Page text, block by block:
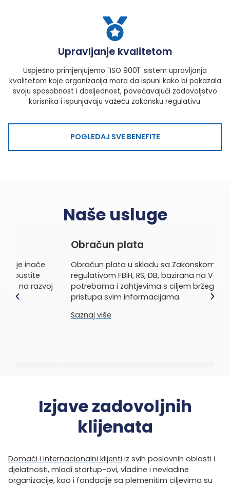
Upravljanje kvalitetom
Uspješno primjenjujemo "ISO 9001" sistem upravljanja
kvalitetom koje organizacija mora da ispuni kako bi pokazala
svoju sposobnost i dosljednost, povećavajući zadovoljstvo
korisnika i ispunjavaju važeću zakonsku regulativu.
POGLEDAJ SVE BENEFITE
Naše usluge
Obračun plata
Obračun plata u skladu sa Zakonskom
regulativom FBiH, RS, DB, bazirana na Vašim
potrebama i zahtjevima s ciljem bržeg i lakšeg
pristupa svim informacijama.
Izjave zadovoljnih
klijenata
Domaći i internacionalni klijenti iz svih poslovnih oblasti i
djelatnosti, mladi startup-ovi, vladine i nevladine
organizacije, kao i fondacije sa plemenitim ciljevima su